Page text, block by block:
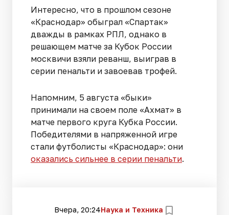
Интересно, что в прошлом сезоне
«Краснодар» обыграл «Спартак»
дважды в рамках РПЛ, однако в
решающем матче за Кубок России
москвичи взяли реванш, выиграв в
серии пенальти и завоевав трофей.
Напомним, 5 августа «быки»
принимали на своем поле «Ахмат» в
матче первого круга Кубка России.
Победителями в напряженной игре
стали футболисты «Краснодар»: они
оказались сильнее в серии пенальти.
Вчера, 20:24Наука и Техника